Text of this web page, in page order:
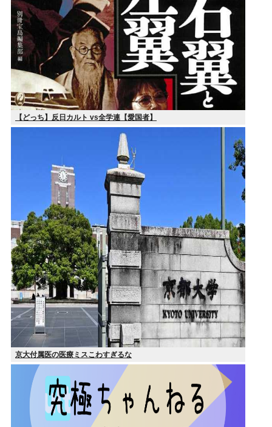
【どっち】反日カルト vs全学連【愛国者】
京大付属医の医療ミスこわすぎるな